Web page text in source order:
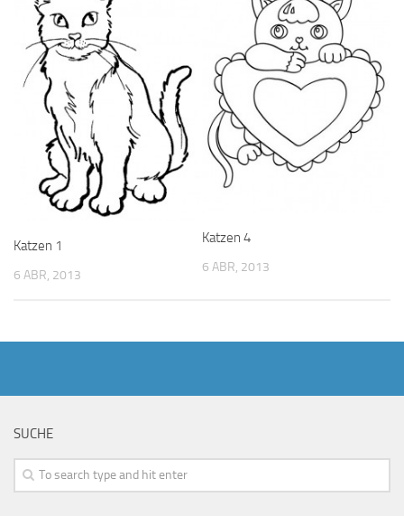
Katzen 1
6 ABR, 2013
Katzen 4
6 ABR, 2013
SUCHE